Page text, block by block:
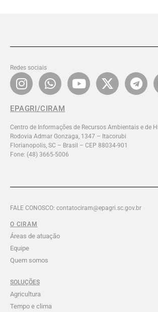
Redes sociais
EPAGRI/CIRAM
Centro de Informações de Recursos Ambientais e de
Rodovia Admar Gonzaga, 1347 – Itacorubi
Florianopolis, SC – Brasil – CEP 88034-901
Fone: (48) 3665-5006
FALE CONOSCO: contatociram@epagri.sc.gov.br
O CIRAM
Áreas de atuação
Equipe
Quem somos
SOLUÇÕES
Agricultura
Tempo e clima